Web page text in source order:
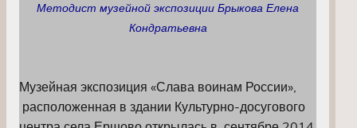
Методист музейной экспозиции Брыкова Елена
Кондратьевна
Музейная экспозиция «Слава воинам России»,
расположенная в здании Культурно-досугового